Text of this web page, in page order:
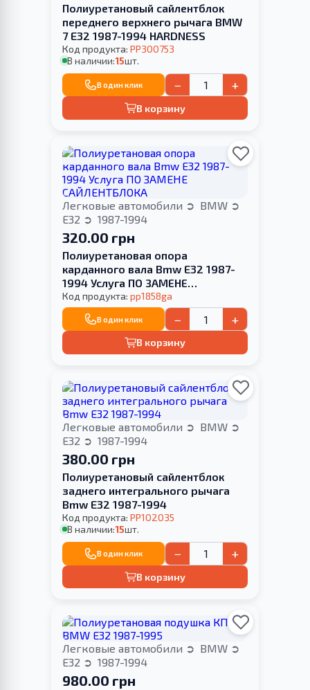
Полиуретановый сайлентблок
переднего верхнего рычага BMW
7 E32 1987-1994 HARDNESS
Код продукта: PP300753
В наличии:15шт.
В один клик − +
В корзину
Легковые автомобили
BMW
E32
1987-1994
320.00 грн
Полиуретановая опора
карданного вала Bmw E32 1987-
1994 Услуга ПО ЗАМЕНЕ
САЙЛЕНТБЛОКА
Код продукта: pp1858ga
В один клик − +
В корзину
Легковые автомобили
BMW
E32
1987-1994
380.00 грн
Полиуретановый сайлентблок
заднего интегрального рычага
Bmw E32 1987-1994
Код продукта: PP102035
В наличии:15шт.
В один клик − +
В корзину
Легковые автомобили
BMW
E32
1987-1994
980.00 грн